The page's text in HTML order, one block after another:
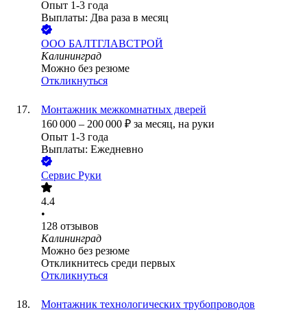
Опыт 1-3 года
Выплаты: Два раза в месяц
ООО БАЛТГЛАВСТРОЙ
Калининград
Можно без резюме
Откликнуться
Монтажник межкомнатных дверей
160 000 – 200 000 ₽ за месяц, на руки
Опыт 1-3 года
Выплаты: Ежедневно
Сервис Руки
4.4
•
128 отзывов
Калининград
Можно без резюме
Откликнитесь среди первых
Откликнуться
Монтажник технологических трубопроводов